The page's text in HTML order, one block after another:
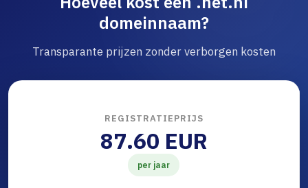
domeinnaam?
Transparante prijzen zonder verborgen kosten
REGISTRATIEPRIJS
87.60 EUR
per jaar